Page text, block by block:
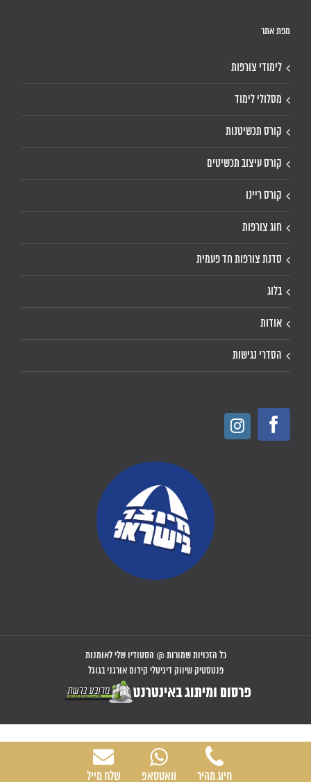
מפת אתר
לימודי צורפות
מסלולי לימוד
קורס תכשיטנות
קורס עיצוב תכשיטים
קורס ריינו
חוג צורפות
סדנת צורפות חד פעמית
בלוג
אודות
הסדרי נגישות
כל הזכויות שמורות @ הסטודיו שלי לאומנות
פנטסטיק שיווק דיגיטלי קידום אורגני בגוגל
חיוג מהיר וואטסאפ שלח מייל